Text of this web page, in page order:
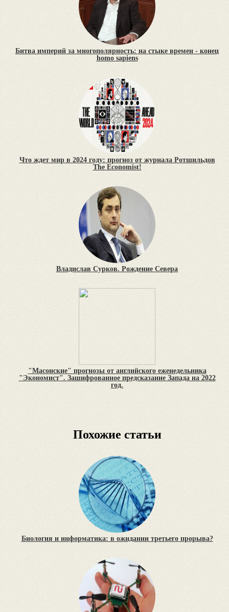
Битва империй за многополярность: на стыке времен - конец
homo sapiens
Что ждет мир в 2024 году: прогноз от журнала Ротшильдов
The Economist!
Владислав Сурков. Рождение Севера
"Масонские" прогнозы от английского еженедельника
"Экономист". Зашифрованное предсказание Запада на 2022
год.
Похожие статьи
Биология и информатика: в ожидании третьего прорыва?